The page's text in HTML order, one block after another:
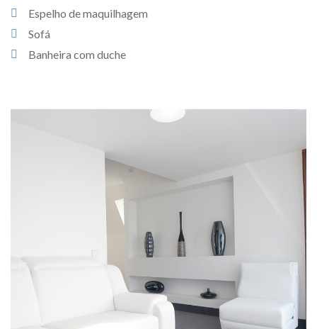
Espelho de maquilhagem
Sofá
Banheira com duche